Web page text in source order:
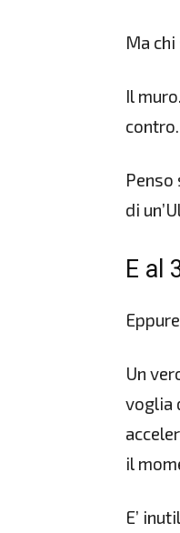
Ma
Il
Penso
di
E al
Un
voglia
il
E’